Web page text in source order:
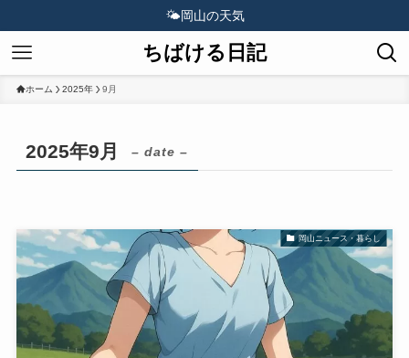
🌤️岡山の天気
ちばける日記
ホーム 2025年 9月
2025年9月 – date –
岡山ニュース・暮らし